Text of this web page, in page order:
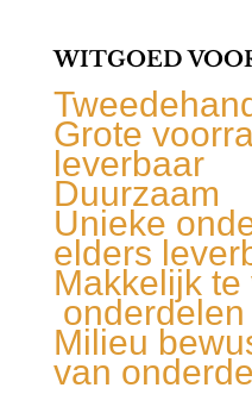
WITGOED
Grote
leverbaar
Duurzaam
Unieke
elders
Makkelijk
Milieu
van